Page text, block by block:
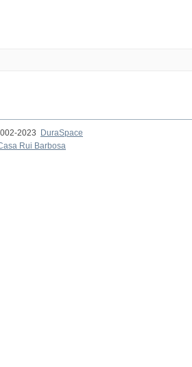
2023
DuraSpace
Rui Barbosa